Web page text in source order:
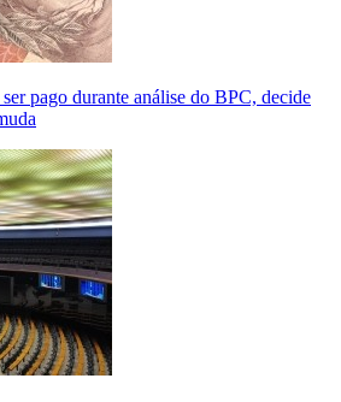
pago durante análise do BPC, decide